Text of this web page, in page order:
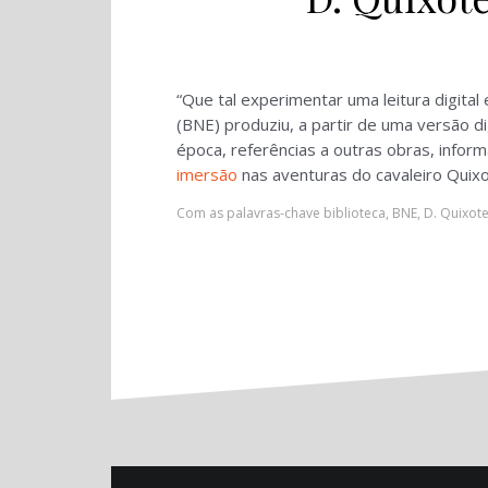
“Que tal experimentar uma leitura digital
(BNE) produziu, a partir de uma versão
época, referências a outras obras,
imersão nas aventuras do cavaleiro
Com as palavras-chave biblioteca, BNE, D. Quixote